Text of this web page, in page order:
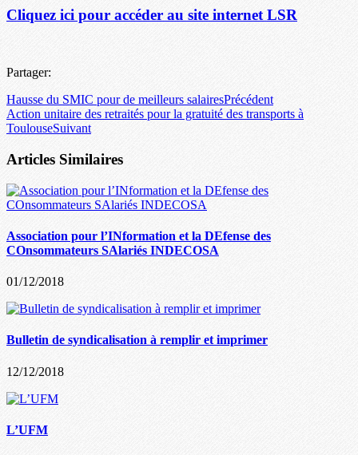
Cliquez ici pour accéder au site internet LSR
Partager:
Hausse du SMIC pour de meilleurs salairesPrécédent
Action unitaire des retraités pour la gratuité des transports à
ToulouseSuivant
Articles Similaires
Association pour l’INformation et la DEfense des
COnsommateurs SAlariés INDECOSA
01/12/2018
Bulletin de syndicalisation à remplir et imprimer
12/12/2018
L’UFM